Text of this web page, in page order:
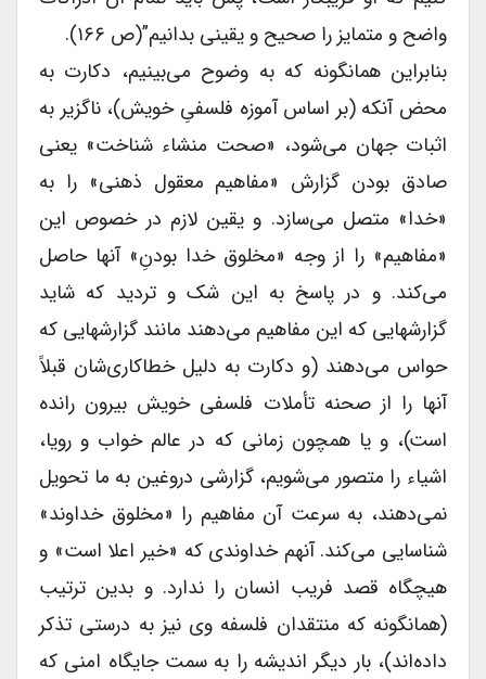
واضح و متمایز را صحیح و یقینی بدانیم”(ص ۱۶۶).
بنابراین همانگونه که به وضوح می‌بینیم، دکارت به
محض آنکه (بر اساس آموزه فلسفیِ خویش)، ناگزیر به
اثبات جهان می‌شود، «صحت منشاء شناخت» یعنی
صادق بودن گزارش «مفاهیم معقول ذهنی» را به
«خدا» متصل می‌سازد. و یقین لازم در خصوص این
«مفاهیم» را از وجه «مخلوق خدا بودنِ» آنها حاصل
می‌کند. و در پاسخ به این شک و تردید که شاید
گزارشهایی که این مفاهیم می‌دهند مانند گزارشهایی که
حواس می‌دهند (و دکارت به دلیل خطاکاری‌شان قبلاً
آنها را از صحنه تأملات فلسفی خویش بیرون رانده
است)، و یا همچون زمانی که در عالم خواب و رویا،
اشیاء را متصور می‌شویم، گزارشی دروغین به ما تحویل
نمی‌دهند، به سرعت آن مفاهیم را «مخلوق خداوند»
شناسایی می‌کند. آنهم خداوندی که «خیر اعلا است» و
هیچگاه قصد فریب انسان را ندارد. و بدین ترتیب
(همانگونه که منتقدان فلسفه وی نیز به درستی تذکر
داده‌اند)، بار دیگر اندیشه را به سمت جایگاه امنی که